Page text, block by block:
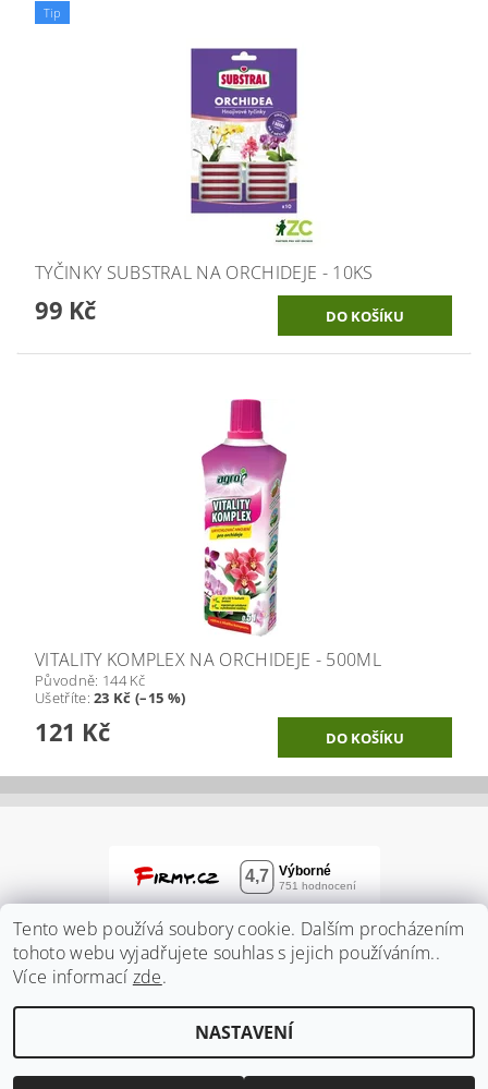
Tip
TYČINKY SUBSTRAL NA ORCHIDEJE - 10KS
99 Kč
VITALITY KOMPLEX NA ORCHIDEJE - 500ML
Původně: 144 Kč
Ušetříte:23 Kč (–15 %)
121 Kč
2026 ©Zahradnidum.cz, všechna práva vyhrazena
Tento web používá soubory cookie. Dalším procházením
tohoto webu vyjadřujete souhlas s jejich používáním..
Více informací zde.
NASTAVENÍ